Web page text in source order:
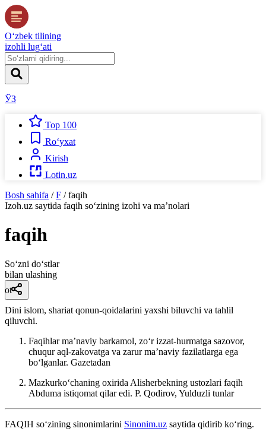
O‘zbek tilining
izohli lug‘ati
ЎЗ
Top 100
Ro‘yxat
Kirish
Lotin.uz
Bosh sahifa / F / faqih
Izoh.uz saytida faqih so‘zining izohi va ma’nolari
faqih
So‘zni do‘stlar
bilan ulashing
ot
Dini islom, shariat qonun-qoidalarini yaxshi biluvchi va tahlil
qiluvchi.
Faqihlar maʼnaviy barkamol, zoʻr izzat-hurmatga sazovor,
chuqur aql-zakovatga va zarur maʼnaviy fazilatlarga ega
boʻlganlar. Gazetadan
Mazkurkoʻchaning oxirida Alisherbekning ustozlari faqih
Abduma istiqomat qilar edi. P. Qodirov, Yulduzli tunlar
FAQIH so‘zining sinonimlarini Sinonim.uz saytida qidirib ko‘ring.